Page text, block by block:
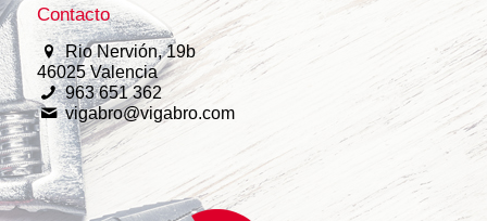
Contacto
Rio Nervión, 19b
46025 Valencia
963 651 362
vigabro@vigabro.com